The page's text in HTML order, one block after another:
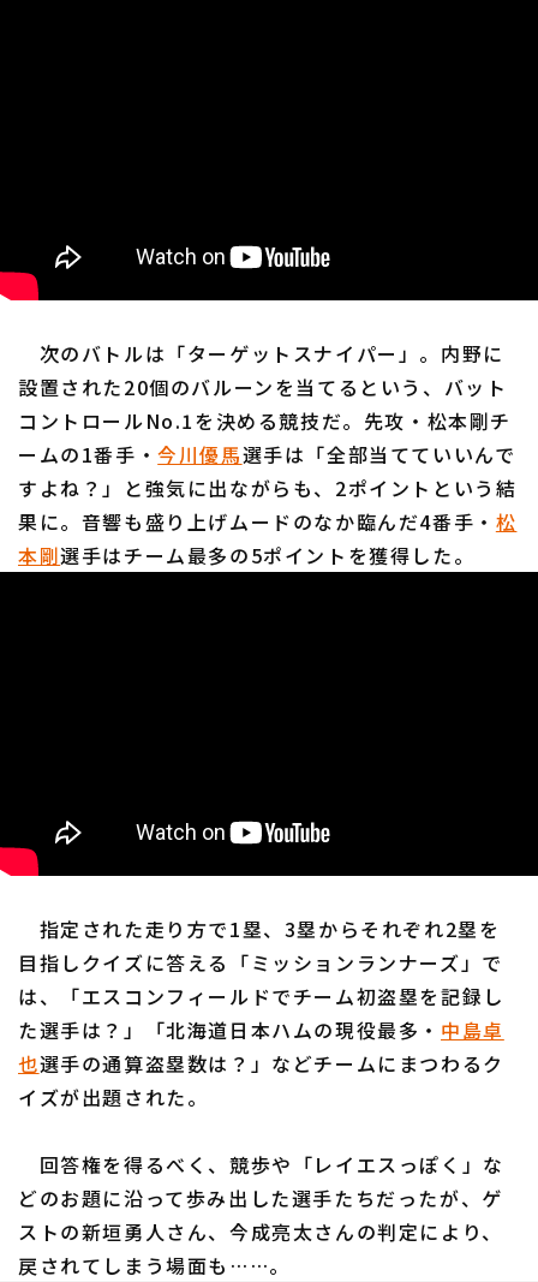
次のバトルは「ターゲットスナイパー」。内野に
設置された20個のバルーンを当てるという、バット
コントロールNo.1を決める競技だ。先攻・松本剛チ
ームの1番手・今川優馬選手は「全部当てていいんで
すよね？」と強気に出ながらも、2ポイントという結
果に。音響も盛り上げムードのなか臨んだ4番手・ 松
本剛選手はチーム最多の5ポイントを獲得した。
指定された走り方で1塁、3塁からそれぞれ2塁を
目指しクイズに答える「ミッションランナーズ」で
は、「エスコンフィールドでチーム初盗塁を記録し
た選手は？」「北海道日本ハムの現役最多・ 中島卓
也選手の通算盗塁数は？」などチームにまつわるク
イズが出題された。
回答権を得るべく、競歩や「レイエスっぽく」な
どのお題に沿って歩み出した選手たちだったが、ゲ
ストの新垣勇人さん、今成亮太さんの判定により、
戻されてしまう場面も……。